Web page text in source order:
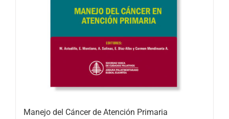
Manejo del Cáncer de Atención Primaria